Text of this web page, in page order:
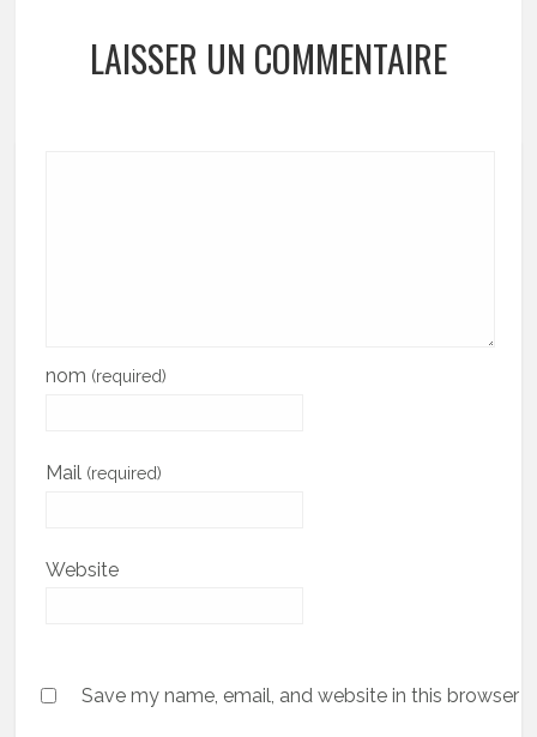
LAISSER UN COMMENTAIRE
nom (required)
Mail (required)
Website
Save my name, email, and website in this browser